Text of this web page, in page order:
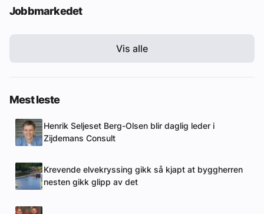
Jobbmarkedet
Vis alle
Mest leste
Henrik Seljeset Berg-Olsen blir daglig leder i
Zijdemans Consult
Krevende elvekryssing gikk så kjapt at byggherren
nesten gikk glipp av det